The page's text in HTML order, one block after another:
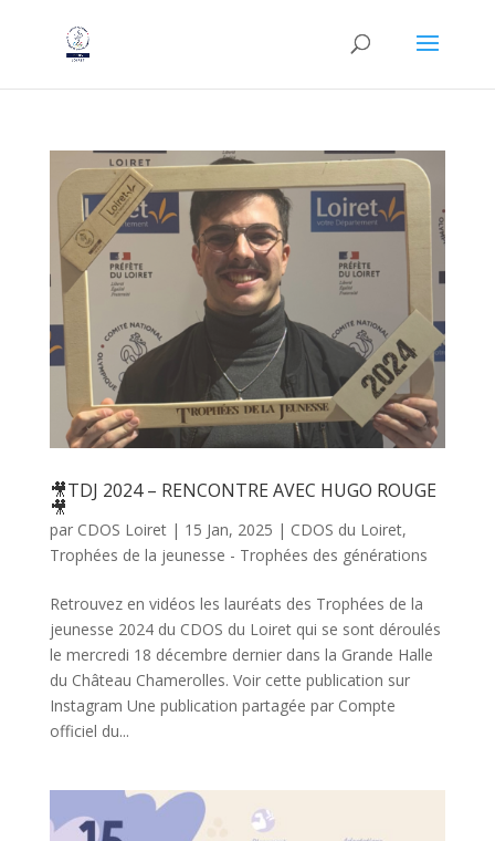
🎥TDJ 2024 – RENCONTRE AVEC HUGO ROUGE
🎥
par CDOS Loiret| 15 Jan, 2025 | CDOS du Loiret,
Trophées de la jeunesse - Trophées des générations
Retrouvez en vidéos les lauréats des Trophées de la
jeunesse 2024 du CDOS du Loiret qui se sont déroulés
le mercredi 18 décembre dernier dans la Grande Halle
du Château Chamerolles. Voir cette publication sur
Instagram Une publication partagée par Compte
officiel du...